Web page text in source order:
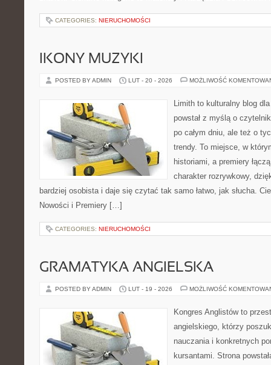
CATEGORIES: NIERUCHOMOŚCI
IKONY MUZYKI
POSTED BY ADMIN LUT - 20 - 2026 MOŻLIWOŚĆ
Limith to kulturalny blog
powstał z myślą o
po całym dniu, ale też o
trendy. To miejsce, w
historiami, a premiery
charakter rozrywkowy,
bardziej osobista i daje się czytać tak samo łatwo, jak słucha.
Nowości i Premiery […]
CATEGORIES: NIERUCHOMOŚCI
GRAMATYKA ANGIELSKA
POSTED BY ADMIN LUT - 19 - 2026 MOŻLIWOŚĆ
Kongres Anglistów to
angielskiego, którzy
nauczania i konkretnych
kursantami. Strona